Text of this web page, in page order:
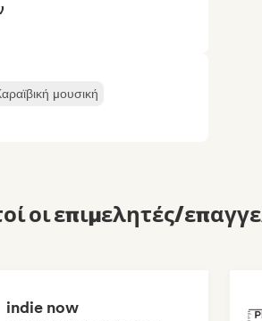
μουσική
οι επιμελητές/
indie now